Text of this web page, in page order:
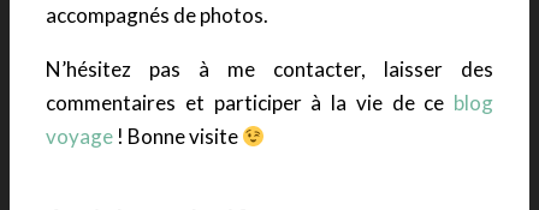
accompagnés de photos.
N’hésitez pas à me contacter, laisser des
commentaires et participer à la vie de ce blog
voyage ! Bonne visite